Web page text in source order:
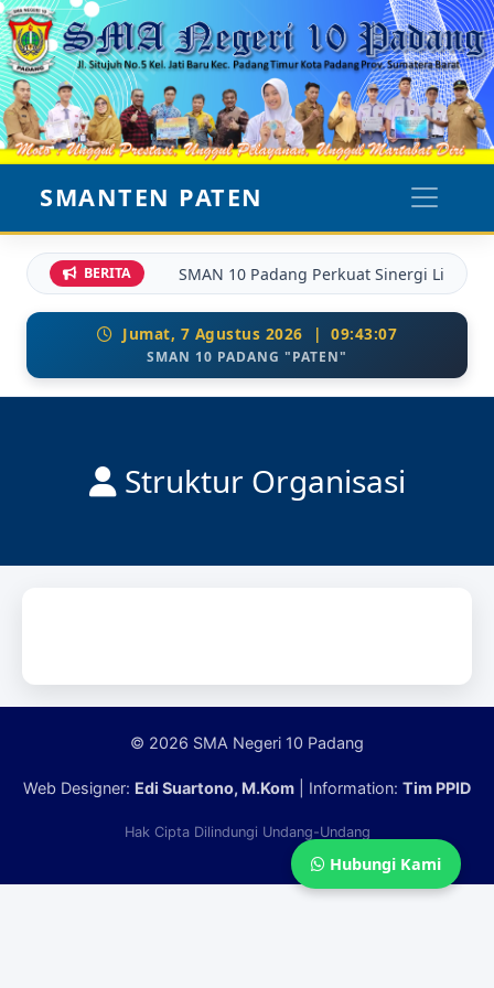
SMANTEN PATEN
BERITA SMAN 10 Padang Perkuat Sinergi Lintas
Jumat, 7 Agustus 2026 | 09:43:07
SMAN 10 PADANG "PATEN"
Struktur Organisasi
© 2026 SMA Negeri 10 Padang
Web Designer: Edi Suartono, M.Kom | Information: Tim PPID
Hak Cipta Dilindungi Undang-Undang
Hubungi Kami